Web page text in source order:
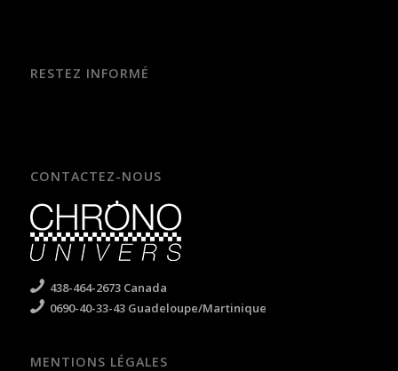
RESTEZ INFORMÉ
CONTACTEZ-NOUS
438-464-2673 Canada
0690-40-33-43 Guadeloupe/Martinique
MENTIONS LÉGALES